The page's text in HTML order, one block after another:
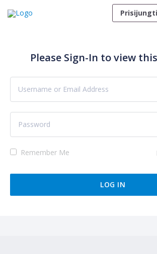
Prisijungti
Please Sign-In to view
Remember Me